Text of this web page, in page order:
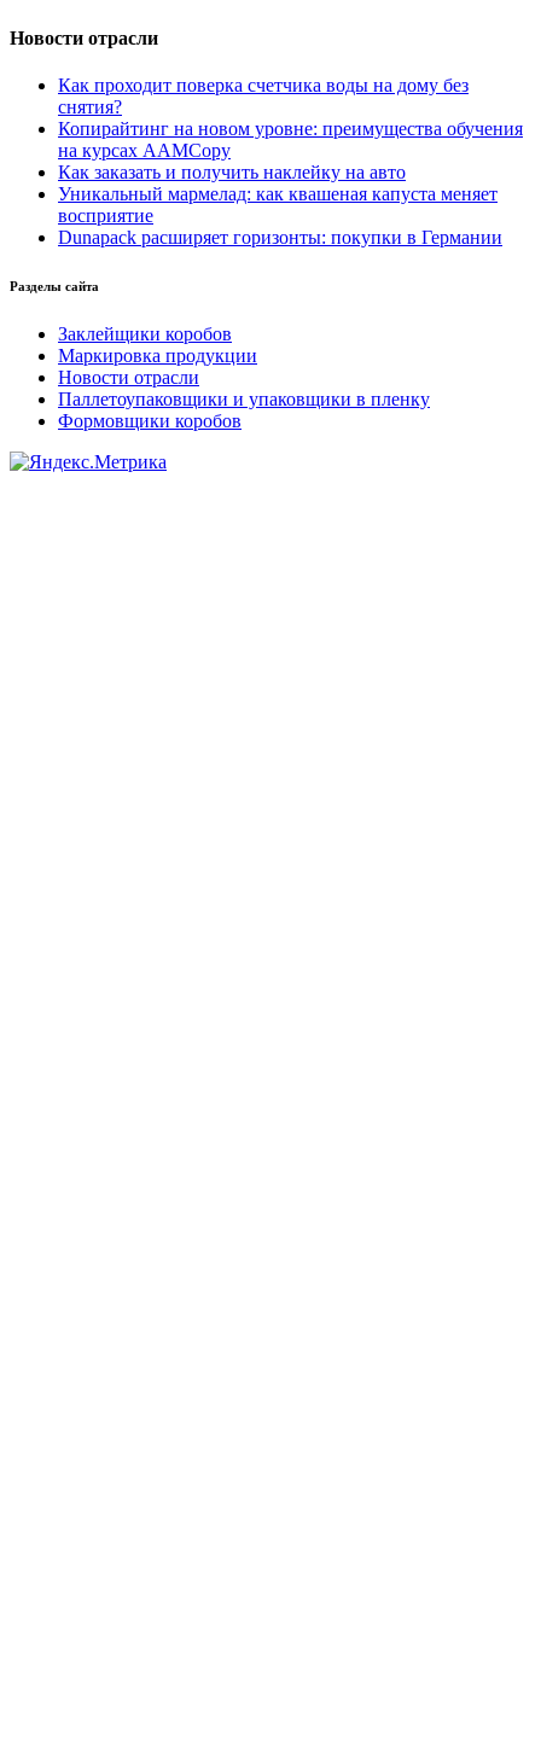
Новости отрасли
Как проходит поверка счетчика воды на дому без
снятия?
Копирайтинг на новом уровне: преимущества обучения
на курсах AAMCopy
Как заказать и получить наклейку на авто
Уникальный мармелад: как квашеная капуста меняет
восприятие
Dunapack расширяет горизонты: покупки в Германии
Разделы сайта
Заклейщики коробов
Маркировка продукции
Новости отрасли
Паллетоупаковщики и упаковщики в пленку
Формовщики коробов